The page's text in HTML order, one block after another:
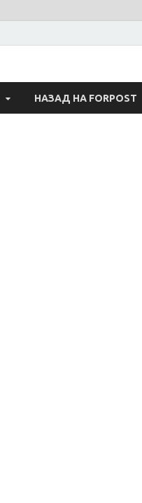
НАЗАД НА FORPOST